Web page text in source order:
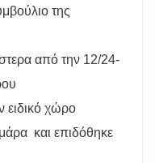
της
από την 12/24-
ειδικό χώρο
και επιδόθηκε